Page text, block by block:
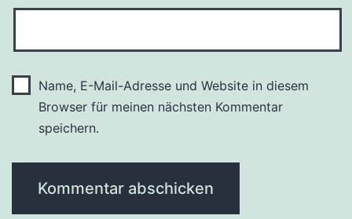
Name, E-Mail-Adresse und Website in diesem
Browser für meinen nächsten Kommentar
speichern.